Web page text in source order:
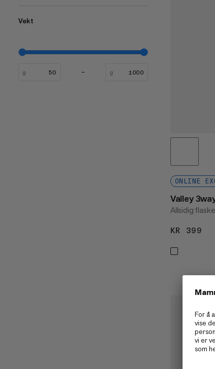
Vekt
g g
ONLINE
Valley
Allsidig
KR 399